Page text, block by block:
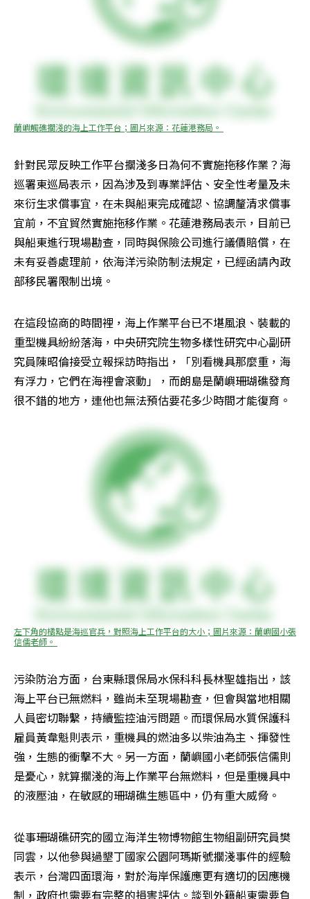
蘭嶼觸礁擱淺的海上工作平台；圖片來源：花蓮港務局。
針對民眾反映工作平台擱淺多日為何不實施拖移作業？海
巡署東巡局表示，因為涉及到專業評估、安全性考量及未
來衍生求償事宜，在未與船東完成確認、協調釐清求償事
宜前，不宜貿然實施拖移作業。花蓮港務局表示，目前已
與船東進行現場勘查，同時與保險公司進行議價賠償，在
未有妥善處理前，依海洋污染防制法規定，已經函請內政
部移民署限制出境。
在這段協商的時間裡，海上作業平台已不堪風浪、裝載的
重型機具紛紛落海，中央研究院生物多樣性研究中心副研
究員陳昭倫接受立報採訪時指出，「別看機具那麼重，海
有浮力，它們在海裡會滾動」，而朗島是蘭嶼珊瑚礁發育
很不錯的地方，連他也無法預估要花多少時間才能復育。
左下角的橘點是海巡官兵，對照海上工作平台的大小；圖片來源：蘭嶼國小張
信儒老師。
污染防治方面，台東縣環保局水保科科長林聖雄指出，該
海上平台已無燃料，雖尚未至現場勘查，但會與當地相關
人員密切聯繫，持續監控油污問題。而環保局水質保護科
雇員黃韋魁則表示，重機具的燃油多以柴油為主、揮發性
強，生態的衝擊不大。另一方面，蘭嶼國小老師張信儒則
是憂心，就算擱淺的海上作業平台無燃料，但是重機具中
的液壓油，在敏感的珊瑚礁生態區中，仍有重大威脅。
從事珊瑚礁研究的國立海洋生物博物館生物組副研究員樊
同雲，以他參與過墾丁國家公園阿瑪斯號擱淺事件的經驗
表示，台灣四面環海，對於海岸保護應更有適切的因應機
制，政府也需要有完整的損害評估。談到外籍船東需要負